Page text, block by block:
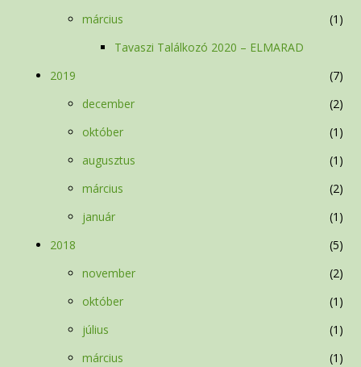
március
1
Tavaszi Találkozó 2020 – ELMARAD
2019
7
december
2
október
1
augusztus
1
március
2
január
1
2018
5
november
2
október
1
július
1
március
1